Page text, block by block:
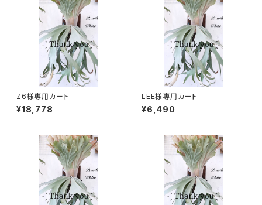
Z6様専用カート
¥18,778
LEE様専用カート
¥6,490